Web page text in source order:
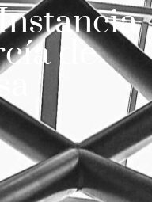
de